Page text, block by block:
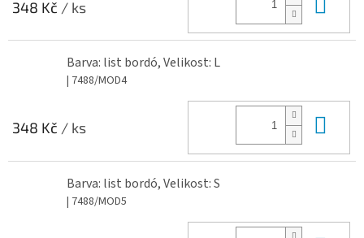
348 Kč / ks
Barva: list bordó, Velikost: L
| 7488/MOD4
348 Kč / ks
Barva: list bordó, Velikost: S
| 7488/MOD5